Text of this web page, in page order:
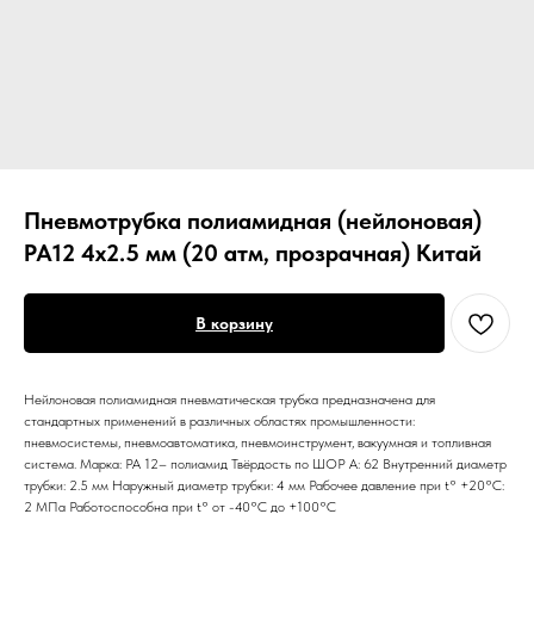
Пневмотрубка полиамидная (нейлоновая)
PA12 4х2.5 мм (20 атм, прозрачная) Китай
В корзину
Нейлоновая полиамидная пневматическая трубка предназначена для
стандартных применений в различных областях промышленности:
пневмосистемы, пневмоавтоматика, пневмоинструмент, вакуумная и топливная
система. Марка: PA 12– полиамид Твёрдость по ШОР А: 62 Внутренний диаметр
трубки: 2.5 мм Наружный диаметр трубки: 4 мм Рабочее давление при t° +20°C:
2 МПа Работоспособна при t° от -40°C до +100°C